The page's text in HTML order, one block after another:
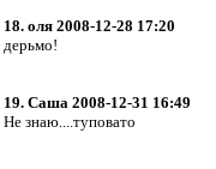
18. оля 2008-12-28 17:20
дерьмо!
19. Саша 2008-12-31 16:49
Не знаю....туповато